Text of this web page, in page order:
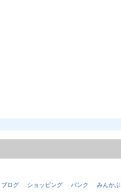
ブログ ショッピング バンク みんかぶ